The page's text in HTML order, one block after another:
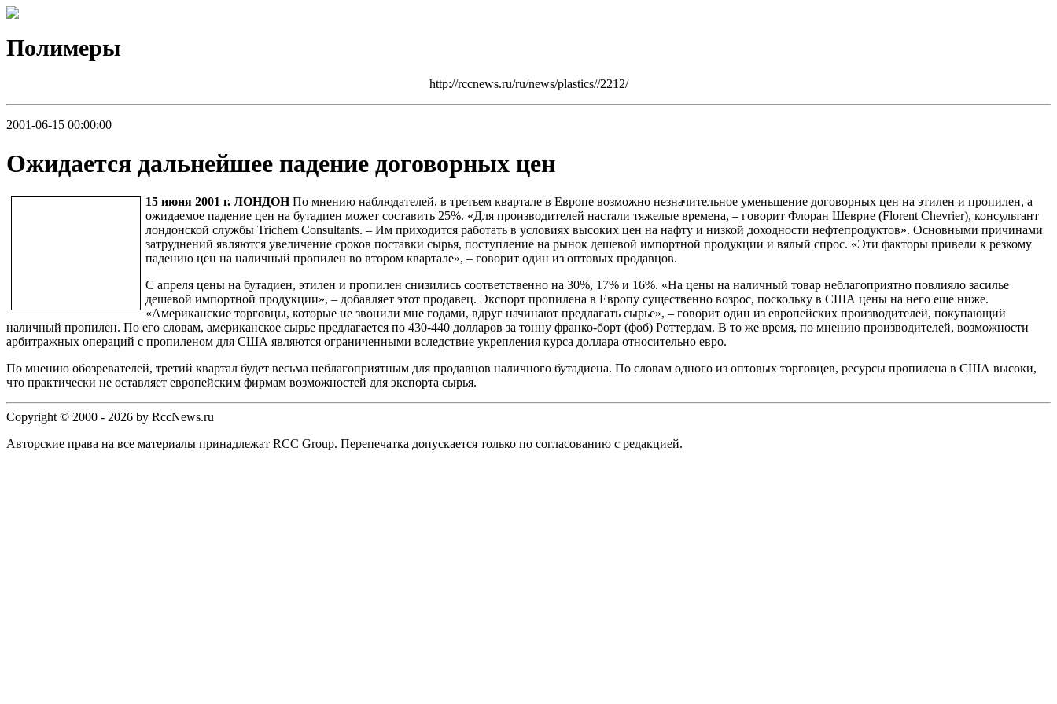
Полимеры
http://rccnews.ru/ru/news/plastics//2212/
2001-06-15 00:00:00
Ожидается дальнейшее падение договорных цен
15 июня 2001 г. ЛОНДОНПо мнению наблюдателей, в третьем квартале в Европе возможно незначительное уменьшение договорных цен на этилен и пропилен, а
ожидаемое падение цен на бутадиен может составить 25%. «Для производителей настали тяжелые времена, – говорит Флоран Шеврие (Florent Chevrier), консультант
лондонской службы Trichem Consultants. – Им приходится работать в условиях высоких цен на нафту и низкой доходности нефтепродуктов». Основными причинами
затруднений являются увеличение сроков поставки сырья, поступление на рынок дешевой импортной продукции и вялый спрос. «Эти факторы привели к резкому
падению цен на наличный пропилен во втором квартале», – говорит один из оптовых продавцов.
С апреля цены на бутадиен, этилен и пропилен снизились соответственно на 30%, 17% и 16%. «На цены на наличный товар неблагоприятно повлияло засилье
дешевой импортной продукции», – добавляет этот продавец. Экспорт пропилена в Европу существенно возрос, поскольку в США цены на него еще ниже.
«Американские торговцы, которые не звонили мне годами, вдруг начинают предлагать сырье», – говорит один из европейских производителей, покупающий
наличный пропилен. По его словам, американское сырье предлагается по 430-440 долларов за тонну франко-борт (фоб) Роттердам. В то же время, по мнению производителей, возможности
арбитражных операций с пропиленом для США являются ограниченными вследствие укрепления курса доллара относительно евро.
По мнению обозревателей, третий квартал будет весьма неблагоприятным для продавцов наличного бутадиена. По словам одного из оптовых торговцев, ресурсы пропилена в США высоки,
что практически не оставляет европейским фирмам возможностей для экспорта сырья.
Copyright © 2000 - 2026 by RccNews.ru
Авторские права на все материалы принадлежат RCC Group. Перепечатка допускается только по согласованию с редакцией.